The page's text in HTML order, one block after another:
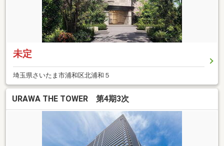
未定
埼玉県さいたま市浦和区北浦和５
URAWA THE TOWER 第4期3次